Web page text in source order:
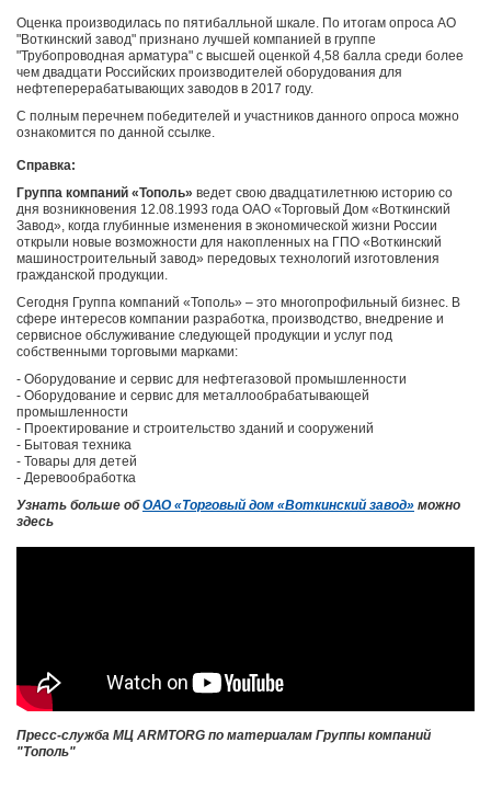
Оценка производилась по пятибалльной шкале. По итогам опроса АО
"Воткинский завод" признано лучшей компанией в группе
"Трубопроводная арматура" с высшей оценкой 4,58 балла среди более
чем двадцати Российских производителей оборудования для
нефтеперерабатывающих заводов в 2017 году.
С полным перечнем победителей и участников данного опроса можно
ознакомится по данной ссылке.
Справка:
Группа компаний «Тополь» ведет свою двадцатилетнюю историю со
дня возникновения 12.08.1993 года ОАО «Торговый Дом «Воткинский
Завод», когда глубинные изменения в экономической жизни России
открыли новые возможности для накопленных на ГПО «Воткинский
машиностроительный завод» передовых технологий изготовления
гражданской продукции.
Сегодня Группа компаний «Тополь» – это многопрофильный бизнес. В
сфере интересов компании разработка, производство, внедрение и
сервисное обслуживание следующей продукции и услуг под
собственными торговыми марками:
- Оборудование и сервис для нефтегазовой промышленности
- Оборудование и сервис для металлообрабатывающей
промышленности
- Проектирование и строительство зданий и сооружений
- Бытовая техника
- Товары для детей
- Деревообработка
Узнать больше обОАО «Торговый дом «Воткинский завод» можно
здесь
Пресс-служба МЦ ARMTORG по материалам Группы компаний
"Тополь"